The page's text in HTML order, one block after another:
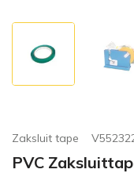
Zaksluit tape
PVC